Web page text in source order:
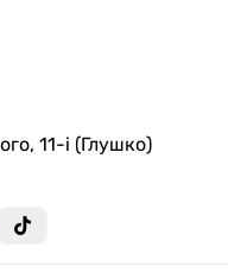
11-i (Глушко)